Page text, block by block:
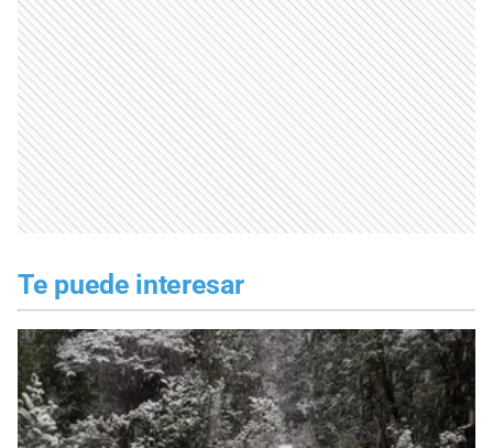
Te puede interesar